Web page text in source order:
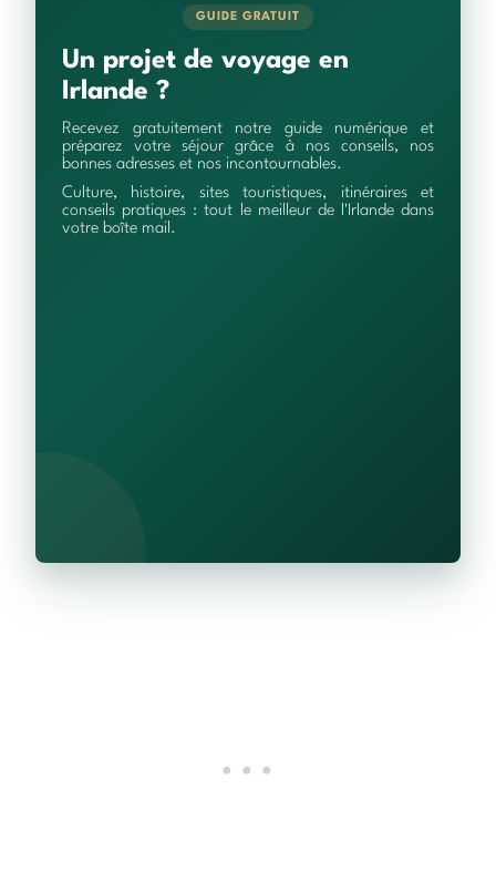
GUIDE GRATUIT
Un projet de voyage en
Irlande ?
Recevez gratuitement notre guide numérique et
préparez votre séjour grâce à nos conseils, nos
bonnes adresses et nos incontournables.
Culture, histoire, sites touristiques, itinéraires et
conseils pratiques : tout le meilleur de l'Irlande dans
votre boîte mail.